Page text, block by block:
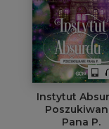
Instytut
Pana P.